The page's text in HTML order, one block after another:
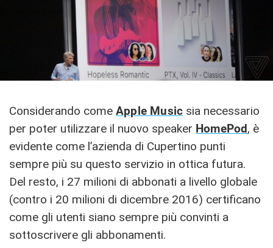
Considerando come Apple Music sia necessario
per poter utilizzare il nuovo speaker HomePod, è
evidente come l’azienda di Cupertino punti
sempre più su questo servizio in ottica futura.
Del resto, i 27 milioni di abbonati a livello globale
(contro i 20 milioni di dicembre 2016) certificano
come gli utenti siano sempre più convinti a
sottoscrivere gli abbonamenti.